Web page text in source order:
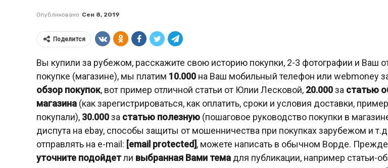
Опубликовано Сен 8, 2019
Поделится
Вы купили за рубежом, расскажите свою историю покупки, 2-3 фотографии и Ваш
покупке (магазине), мы платим 10.000 на Ваш мобильный телефон или webmoney
обзор покупок, вот пример отличной статьи от Юлии Лесковой, 20.000за статью
магазина (как зарегистрироваться, как оплатить, сроки и условия доставки,
покупали), 30.000за статью полезную (пошаговое руководство покупки в
диспута на ebay, способы защиты от мошенничества при покупках зарубежом и
отправлять на e-mail: [email protected], можете написать в обычном Ворде.
уточните подойдетли выбранная Вами тема для публикации, например статьи-